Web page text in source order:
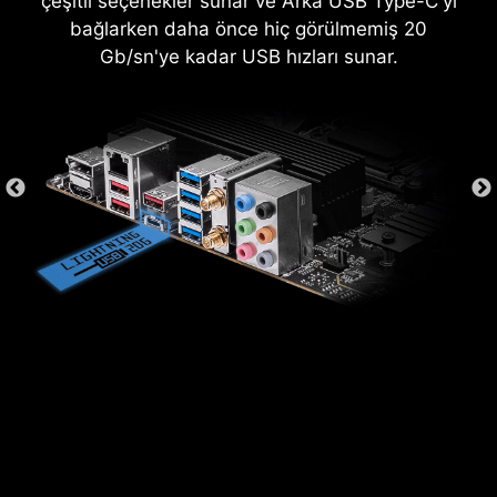
bağlarken daha önce hiç görülmemiş 20
Gb/sn'ye kadar USB hızları sunar.